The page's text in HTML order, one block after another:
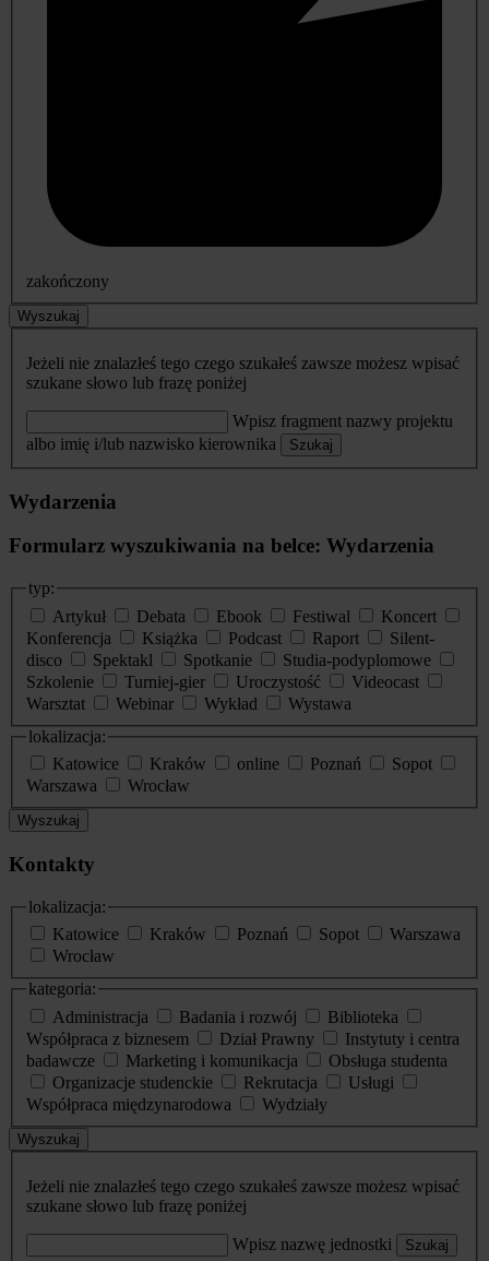
zakończony
Wyszukaj
Jeżeli nie znalazłeś tego czego szukałeś zawsze możesz wpisać
szukane słowo lub frazę poniżej
Wpisz fragment nazwy projektu
albo imię i/lub nazwisko kierownika
Szukaj
Wydarzenia
Formularz wyszukiwania na belce: Wydarzenia
typ:
Artykuł
Debata Ebook Festiwal
Koncert
Konferencja
Książka Podcast Raport
Silent-
disco
Spektakl Spotkanie
Studia-podyplomowe
Szkolenie
Turniej-gier Uroczystość
Videocast
Warsztat
Webinar Wykład
Wystawa
lokalizacja:
Katowice
Kraków online Poznań
Sopot
Warszawa
Wrocław
Wyszukaj
Kontakty
lokalizacja:
Katowice
Kraków Poznań Sopot
Warszawa
Wrocław
kategoria:
Administracja
Badania i rozwój
Biblioteka
Współpraca z biznesem
Dział Prawny
Instytuty i centra
badawcze
Marketing i komunikacja
Obsługa studenta
Organizacje studenckie
Rekrutacja
Usługi
Współpraca międzynarodowa
Wydziały
Wyszukaj
Jeżeli nie znalazłeś tego czego szukałeś zawsze możesz wpisać
szukane słowo lub frazę poniżej
Wpisz nazwę jednostki Szukaj